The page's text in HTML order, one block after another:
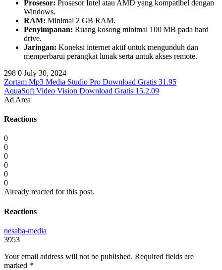
Prosesor: Prosesor Intel atau AMD yang kompatibel dengan
Windows.
RAM: Minimal 2 GB RAM.
Penyimpanan: Ruang kosong minimal 100 MB pada hard
drive.
Jaringan: Koneksi internet aktif untuk mengunduh dan
memperbarui perangkat lunak serta untuk akses remote.
298 0 July 30, 2024
Zortam Mp3 Media Studio Pro Download Gratis 31.95
AquaSoft Video Vision Download Gratis 15.2.09
Ad Area
Reactions
0
0
0
0
0
0
Already reacted for this post.
Reactions
nesaba-media
3953
Your email address will not be published. Required fields are
marked *